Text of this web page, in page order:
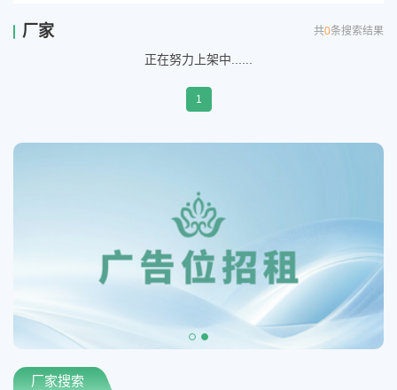
厂家 共0条搜索结果
正在努力上架中......
1
厂家搜索